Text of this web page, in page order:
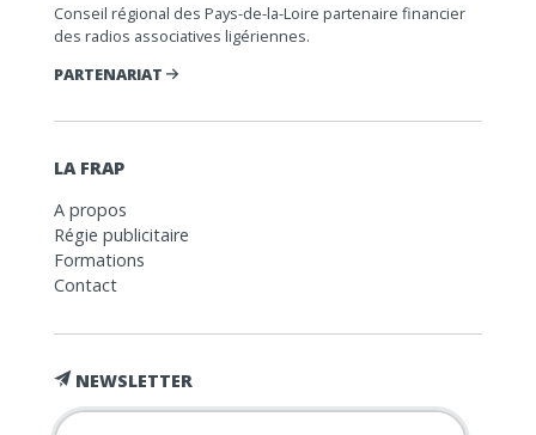
Conseil régional des Pays-de-la-Loire partenaire financier
des radios associatives ligériennes.
PARTENARIAT
LA FRAP
A propos
Régie publicitaire
Formations
Contact
NEWSLETTER